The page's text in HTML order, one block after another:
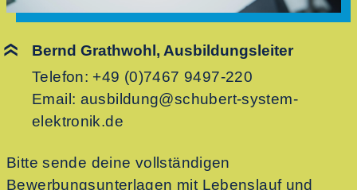
Bernd Grathwohl, Ausbildungsleiter
Telefon: +49 (0)7467 9497-220
Email: ausbildung@schubert-system-
elektronik.de
Bitte sende deine vollständigen
Bewerbungsunterlagen mit Lebenslauf und